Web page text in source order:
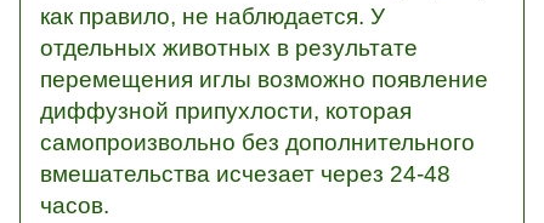
как правило, не наблюдается. У
отдельных животных в результате
перемещения иглы возможно появление
диффузной припухлости, которая
самопроизвольно без дополнительного
вмешательства исчезает через 24-48
часов.